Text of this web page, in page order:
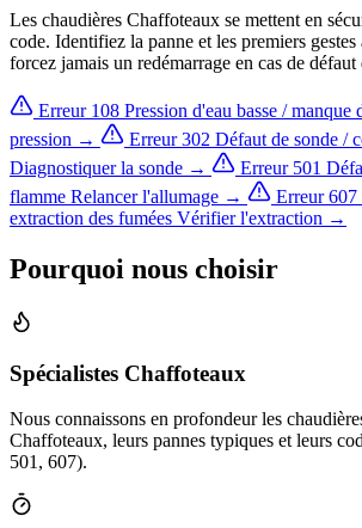
Les chaudières Chaffoteaux se mettent en
code. Identifiez la panne et les premiers
forcez jamais un redémarrage en cas de
Erreur 108 Pression d'eau basse / manque
pression →
Erreur 302 Défaut de sonde /
Diagnostiquer la sonde →
Erreur 501
flamme Relancer l'allumage → Erreur 607
extraction des fumées Vérifier l'extraction →
Pourquoi nous choisir
Spécialistes Chaffoteaux
Nous connaissons en profondeur les
Chaffoteaux, leurs pannes typiques et leurs
501, 607).